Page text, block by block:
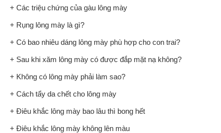
+ Các triệu chứng của gàu lông mày
+ Rụng lông mày là gì?
+ Có bao nhiêu dáng lông mày phù hợp cho con trai?
+ Sau khi xăm lông mày có được đắp mặt nạ không?
+ Không có lông mày phải làm sao?
+ Cách tẩy da chết cho lông mày
+ Điêu khắc lông mày bao lâu thì bong hết
+ Điêu khắc lông mày không lên màu